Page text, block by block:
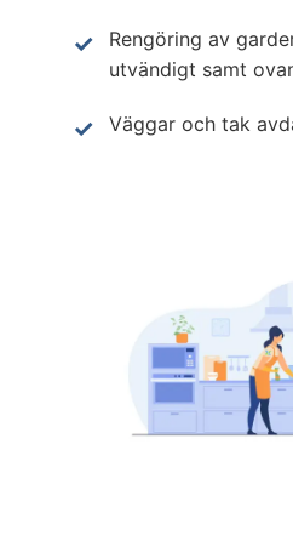
Rengöring av
utvändigt samt
Väggar och tak